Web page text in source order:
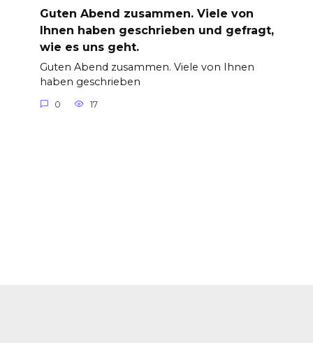
Guten Abend zusammen. Viele von
Ihnen haben geschrieben und gefragt,
wie es uns geht.
Guten Abend zusammen. Viele von Ihnen
haben geschrieben
0 17